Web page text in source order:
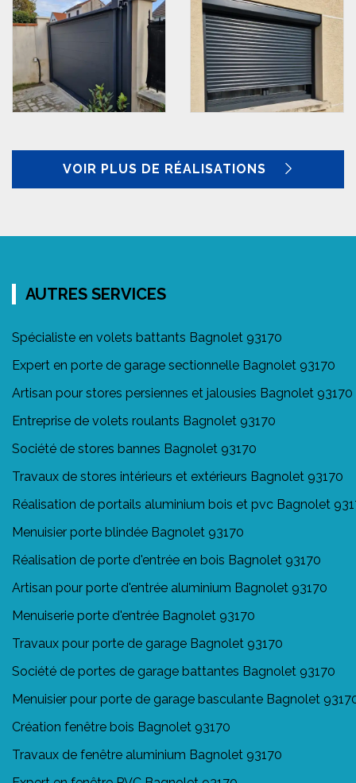
VOIR PLUS DE RÉALISATIONS
AUTRES SERVICES
Spécialiste en volets battants Bagnolet 93170
Expert en porte de garage sectionnelle Bagnolet 93170
Artisan pour stores persiennes et jalousies Bagnolet 93170
Entreprise de volets roulants Bagnolet 93170
Société de stores bannes Bagnolet 93170
Travaux de stores intérieurs et extérieurs Bagnolet 93170
Réalisation de portails aluminium bois et pvc Bagnolet
Menuisier porte blindée Bagnolet 93170
Réalisation de porte d'entrée en bois Bagnolet 93170
Artisan pour porte d'entrée aluminium Bagnolet 93170
Menuiserie porte d'entrée Bagnolet 93170
Travaux pour porte de garage Bagnolet 93170
Société de portes de garage battantes Bagnolet 93170
Menuisier pour porte de garage basculante Bagnolet
Création fenêtre bois Bagnolet 93170
Travaux de fenêtre aluminium Bagnolet 93170